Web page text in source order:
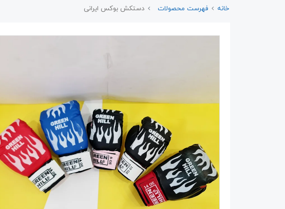
خانه فهرست محصولات دستکش بوکس ایرانی